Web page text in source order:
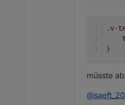
.v-
}
müsste
@